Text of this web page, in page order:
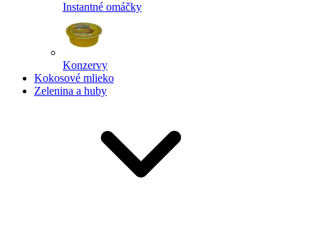
Instantné omáčky
Konzervy
Kokosové mlieko
Zelenina a huby